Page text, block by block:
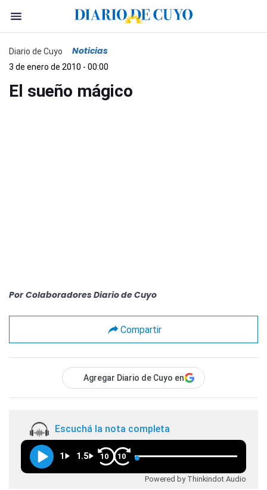
Diario de Cuyo Noticias
3 de enero de 2010 - 00:00
El sueño mágico
Por Colaboradores Diario de Cuyo
Compartir
Agregar Diario de Cuyo en
Escuchá la nota completa
1 1.5 10 10
Powered by Thinkindot Audio